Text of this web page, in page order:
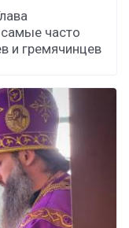
самые часто
и гремячинцев